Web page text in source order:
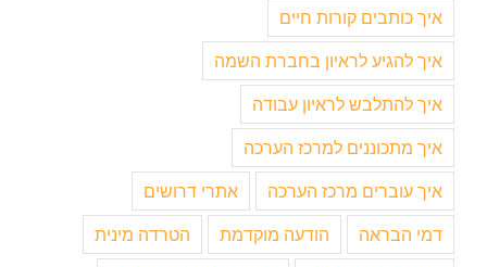
איך כותבים קורות חיים
איך להגיע לראיון בחברת השמה
איך להתלבש לראיון עבודה
איך מתכוננים למרכז הערכה
איך עוברים מרכז הערכה אתרי דרושים
דמי הבראה הודעה מוקדמת הטרדה מינית